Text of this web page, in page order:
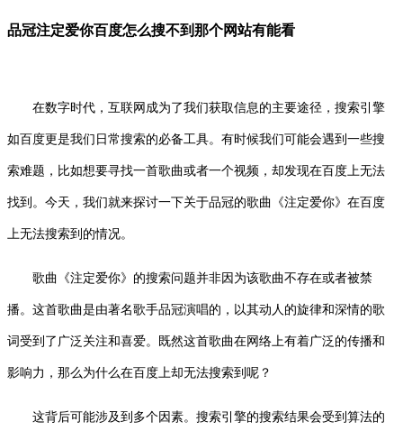
品冠注定爱你百度怎么搜不到那个网站有能看
在数字时代，互联网成为了我们获取信息的主要途径，搜索引擎
如百度更是我们日常搜索的必备工具。有时候我们可能会遇到一些搜
索难题，比如想要寻找一首歌曲或者一个视频，却发现在百度上无法
找到。今天，我们就来探讨一下关于品冠的歌曲《注定爱你》在百度
上无法搜索到的情况。
歌曲《注定爱你》的搜索问题并非因为该歌曲不存在或者被禁
播。这首歌曲是由著名歌手品冠演唱的，以其动人的旋律和深情的歌
词受到了广泛关注和喜爱。既然这首歌曲在网络上有着广泛的传播和
影响力，那么为什么在百度上却无法搜索到呢？
这背后可能涉及到多个因素。搜索引擎的搜索结果会受到算法的